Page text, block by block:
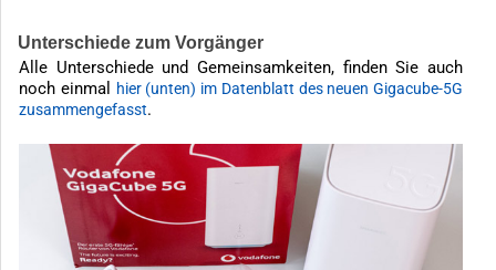
Unterschiede zum Vorgänger
Alle Unterschiede und Gemeinsamkeiten, finden Sie auch
noch einmal
hier (unten) im Datenblatt des neuen Gigacube-5G
zusammengefasst.